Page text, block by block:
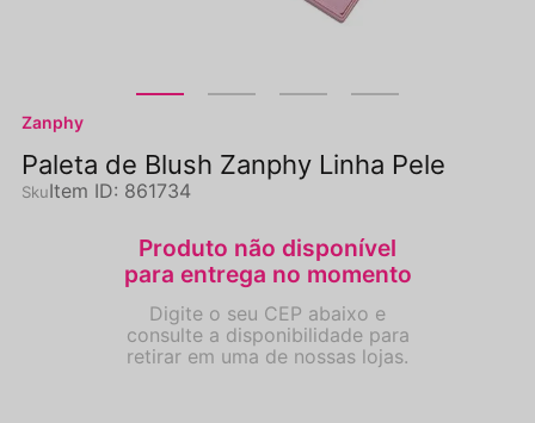
Zanphy
Paleta de Blush Zanphy Linha Pele
Item ID: 861734